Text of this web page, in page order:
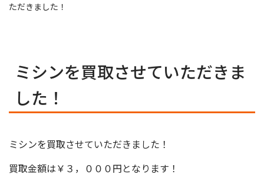
ただきました！
ミシンを買取させていただきま
した！
ミシンを買取させていただきました！
買取金額は￥３，０００円となります！